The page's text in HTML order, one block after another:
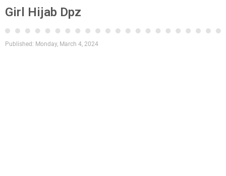
Girl Hijab Dpz
Published: Monday, March 4, 2024